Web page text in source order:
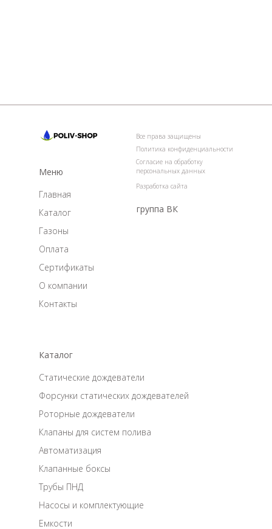
Главная
Все права защищены
Политика конфиденциальности
Разработка сайта
Согласие на обработку
персональных данных
Каталог
Газоны
Оплата
Сертификаты
О компании
Контакты
Статические дождеватели
Форсунки статических дождевателей
Роторные дождеватели
Клапаны для систем полива
Автоматизация
Клапанные боксы
Меню
Каталог
Трубы ПНД
Насосы и комплектующие
Емкости
группа ВК